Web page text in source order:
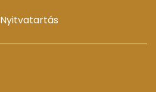
Nyitvatartás